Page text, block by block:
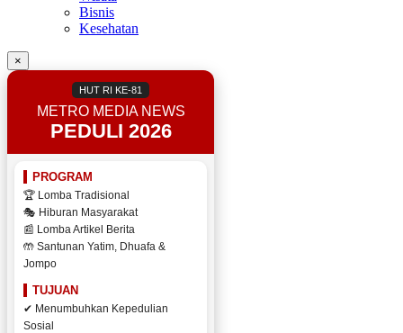
Bisnis
Kesehatan
×
HUT RI KE-81
METRO MEDIA NEWS
PEDULI 2026
PROGRAM
🏆 Lomba Tradisional
🎭 Hiburan Masyarakat
📰 Lomba Artikel Berita
🤲 Santunan Yatim, Dhuafa &
Jompo
TUJUAN
✔ Menumbuhkan Kepedulian
Sosial